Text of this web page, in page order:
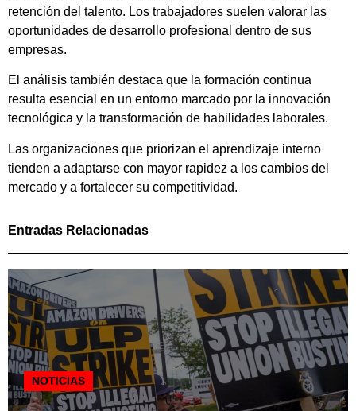
retención del talento. Los trabajadores suelen valorar las
oportunidades de desarrollo profesional dentro de sus
empresas.
El análisis también destaca que la formación continua
resulta esencial en un entorno marcado por la innovación
tecnológica y la transformación de habilidades laborales.
Las organizaciones que priorizan el aprendizaje interno
tienden a adaptarse con mayor rapidez a los cambios del
mercado y a fortalecer su competitividad.
Entradas Relacionadas
NOTICIAS